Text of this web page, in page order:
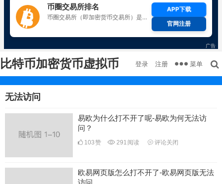
比特币加密货币虚拟币 登录 注册 菜单
无法访问
易欧为什么打不开了呢-易欧为何无法访
问？
103赞 291 阅读 评论关闭
欧易网页版怎么打不开了-欧易网页版无法
访问